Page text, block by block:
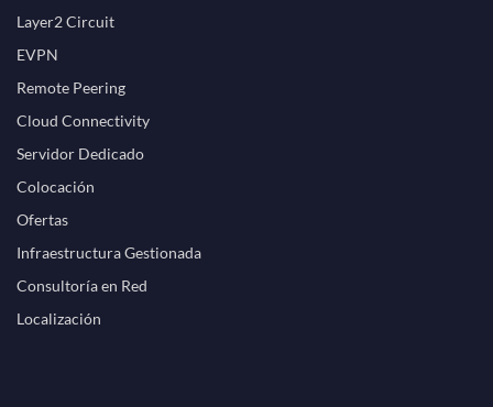
Layer2 Circuit
EVPN
Remote Peering
Cloud Connectivity
Servidor Dedicado
Colocación
Ofertas
Infraestructura Gestionada
Consultoría en Red
Localización